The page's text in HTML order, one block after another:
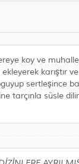
koy ve
karıştır
sertleşince
tarçınla süsle